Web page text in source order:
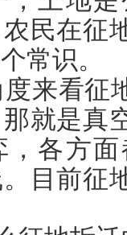
民在征
常识。
来看征
就是真
，各方
目前征